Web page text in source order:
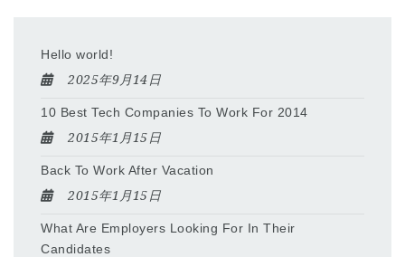
Hello world!
2025年9月14日
10 Best Tech Companies To Work For 2014
2015年1月15日
Back To Work After Vacation
2015年1月15日
What Are Employers Looking For In Their
Candidates